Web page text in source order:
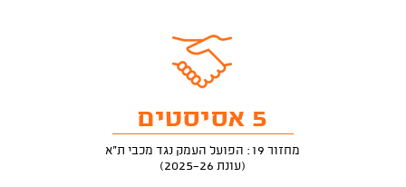
5 אסיסטים
מחזור 19: הפועל העמק נגד מכבי ת"א
(עונת 2025-26)